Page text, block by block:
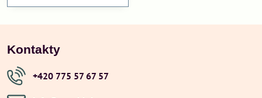
Kontakty
+420 775 57 67 57